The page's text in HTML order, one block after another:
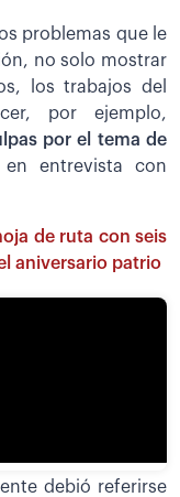
problemas que le
no solo mostrar
los trabajos del
por ejemplo,
por el tema de
entrevista con
de ruta con seis
aniversario patrio
debió referirse